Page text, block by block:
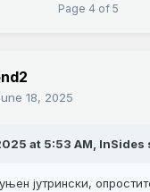
Page 4 of 5
18, 2025
at 5:53 AM, InSides
јутрински,